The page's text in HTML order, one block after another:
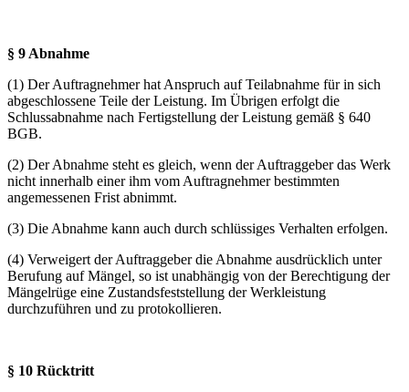
§ 9 Abnahme
(1) Der Auftragnehmer hat Anspruch auf Teilabnahme für in sich
abgeschlossene Teile der Leistung. Im Übrigen erfolgt die
Schlussabnahme nach Fertigstellung der Leistung gemäß § 640
BGB.
(2) Der Abnahme steht es gleich, wenn der Auftraggeber das Werk
nicht innerhalb einer ihm vom Auftragnehmer bestimmten
angemessenen Frist abnimmt.
(3) Die Abnahme kann auch durch schlüssiges Verhalten erfolgen.
(4) Verweigert der Auftraggeber die Abnahme ausdrücklich unter
Berufung auf Mängel, so ist unabhängig von der Berechtigung der
Mängelrüge eine Zustandsfeststellung der Werkleistung
durchzuführen und zu protokollieren.
§ 10 Rücktritt